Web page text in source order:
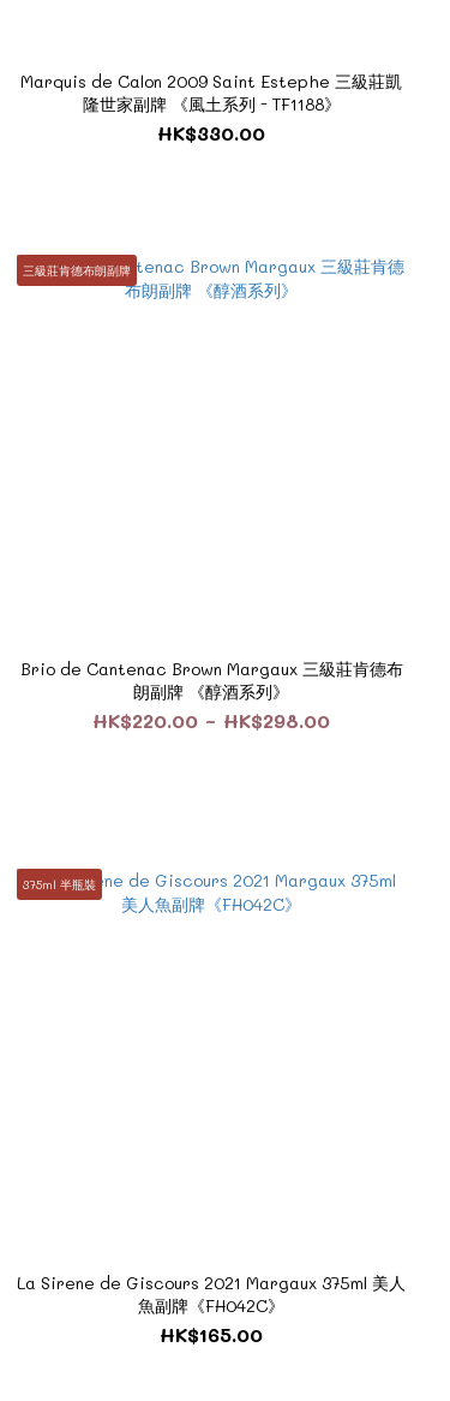
Marquis de Calon 2009 Saint Estephe 三級莊凱
隆世家副牌 《風土系列 - TF1188》
HK$330.00
三級莊肯德布朗副牌
Brio de Cantenac Brown Margaux 三級莊肯德布
朗副牌 《醇酒系列》
HK$220.00 ~ HK$298.00
375ml 半瓶裝
La Sirene de Giscours 2021 Margaux 375ml 美人
魚副牌《FH042C》
HK$165.00